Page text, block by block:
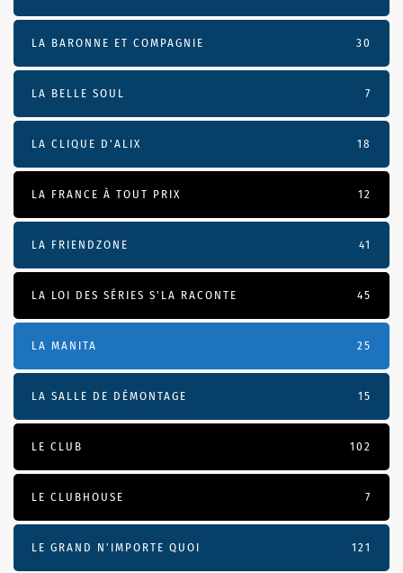
LA BARONNE ET COMPAGNIE 30
LA BELLE SOUL 7
LA CLIQUE D'ALIX 18
LA FRANCE À TOUT PRIX 12
LA FRIENDZONE 41
LA LOI DES SÉRIES S'LA RACONTE 45
LA MANITA 25
LA SALLE DE DÉMONTAGE 15
LE CLUB 102
LE CLUBHOUSE 7
LE GRAND N’IMPORTE QUOI 121